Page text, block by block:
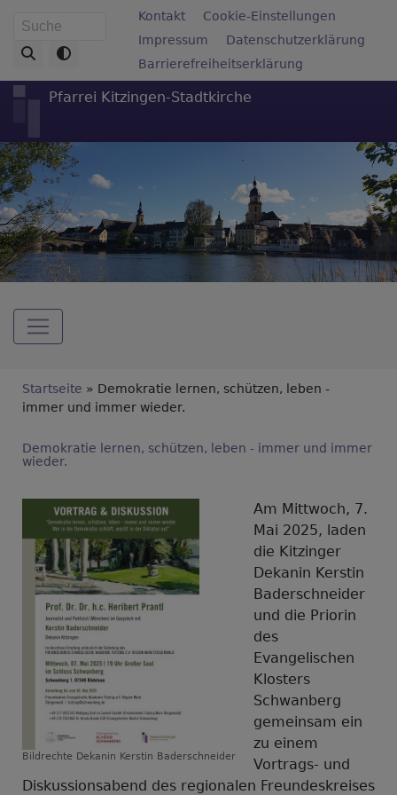
zum
Inhalt
Suche Fußbereichsmenü
Kontakt
Cookie-Einstellungen
Impressum
Datenschutzerklärung
Barrierefreiheitserklärung
Pfarrei Kitzingen-Stadtkirche
Hauptnavigation
Breadcrumb
Startseite
Demokratie lernen, schützen, leben -
immer und immer wieder.
Demokratie lernen, schützen, leben - immer und immer
wieder.
Bildrechte Dekanin Kerstin Baderschneider
Am Mittwoch, 7.
Mai 2025, laden
die Kitzinger
Dekanin Kerstin
Baderschneider
und die Priorin
des
Evangelischen
Klosters
Schwanberg
gemeinsam ein
zu einem
Vortrags- und
Diskussionsabend des regionalen Freundeskreises